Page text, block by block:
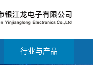
行业与产品